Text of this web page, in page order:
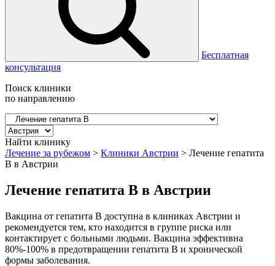
Бесплатная
консультация
Поиск клиники
по направлению
Найти клинику
Лечение за рубежом > Клиники Австрии > Лечение гепатита
B в Австрии
Лечение гепатита B в Австрии
Вакцина от гепатита В доступна в клиниках Австрии и
рекомендуется тем, кто находится в группе риска или
контактирует с больными людьми. Вакцина эффективна
80%-100% в предотвращении гепатита B и хронической
формы заболевания.